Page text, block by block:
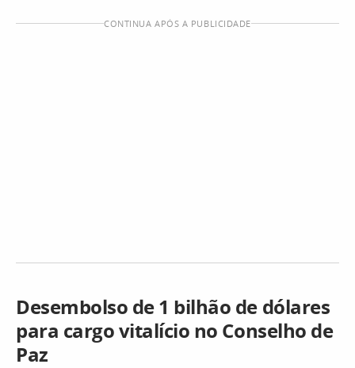
CONTINUA APÓS A PUBLICIDADE
Desembolso de 1 bilhão de dólares
para cargo vitalício no Conselho de
Paz